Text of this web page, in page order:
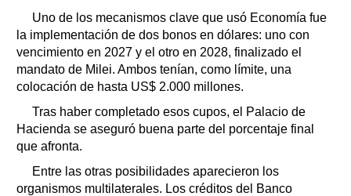
Uno de los mecanismos clave que usó Economía fue
la implementación de dos bonos en dólares: uno con
vencimiento en 2027 y el otro en 2028, finalizado el
mandato de Milei. Ambos tenían, como límite, una
colocación de hasta US$ 2.000 millones.
Tras haber completado esos cupos, el Palacio de
Hacienda se aseguró buena parte del porcentaje final
que afronta.
Entre las otras posibilidades aparecieron los
organismos multilaterales. Los créditos del Banco